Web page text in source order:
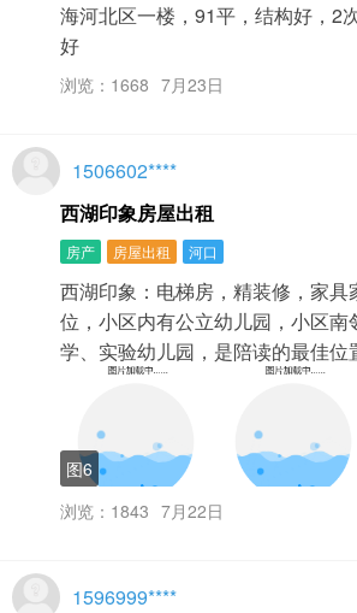
海河北区一楼，91平，结构好，2
好
浏览：1668 7月23日
1506602****
西湖印象房屋出租
房产 房屋出租 河口
西湖印象：电梯房，精装修，家具
位，小区内有公立幼儿园，小区
学、实验幼儿园，是陪读的最佳
图6
浏览：1843 7月22日
1596999****